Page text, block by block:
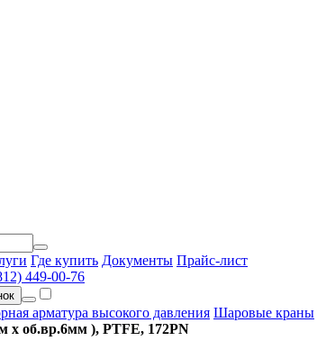
Где купить Документы Прайс-лист
449-00-76
арматура высокого давления Шаровые краны
x об.вр.6мм ), PTFE, 172PN